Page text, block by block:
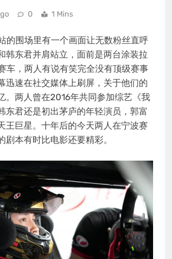
0 1 Mins
的围场里有一个画面让无数粉丝直呼
韩东君并肩站立，面前是两台涂装拉
车，两人有说有笑完全没有顶级赛事
迅速在社交媒体上刷屏，关于他们的
。两人曾在2016年共同参加综艺《我
东君还是初出茅庐的年轻演员，郭富
王巨星。十年后的今天两人在宁波赛
剧本有时比电影还要精彩。